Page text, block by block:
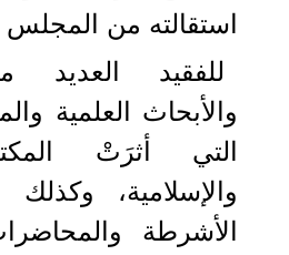
استقالته من المجلس في
للفقيد العديد
والأبحاث العلمية
التي أثرَتْ
والإسلامية،
الأشرطة